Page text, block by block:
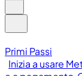
Primi Passi
Inizia a usare